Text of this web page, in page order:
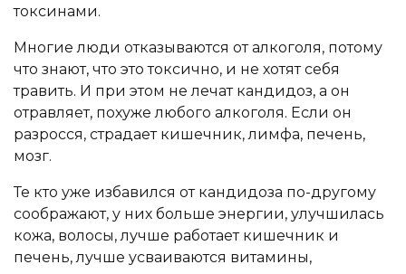
токсинами.
Многие люди отказываются от алкоголя, потому
что знают, что это токсично, и не хотят себя
травить. И при этом не лечат кандидоз, а он
отравляет, похуже любого алкоголя. Если он
разросся, страдает кишечник, лимфа, печень,
мозг.
Те кто уже избавился от кандидоза по-другому
соображают, у них больше энергии, улучшилась
кожа, волосы, лучше работает кишечник и
печень, лучше усваиваются витамины,